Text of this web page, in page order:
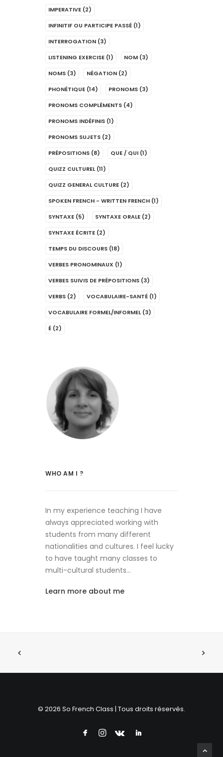
IMPERATIVE (2)
INFINITIF OU PARTICIPE PASSÉ (1)
INTERROGATION (3)
LISTENING EXERCISE (1) NOM (3)
NOMS (3) NÉGATION (2)
PHONÉTIQUE (14) PRONOMS (3)
PRONOMS COMPLÉMENTS (4)
PRONOMS INDÉFINIS (1)
PRONOMS SUJETS (2)
PRÉPOSITIONS (8) QUE / QUI (1)
QUIZZ CULTUREL (11)
QUIZZ GENERAL CULTURE (2)
SPOKEN FRENCH - WRITTEN FRENCH (1)
SYNTAXE (5) SYNTAXE ORALE (2)
SYNTAXE ÉCRITE (2)
TEMPS DU DISCOURS (18)
VERBES PRONOMINAUX (1)
VERBES SUIVIS DE PRÉPOSITIONS (3)
VERBS (2) VOCABULAIRE-SANTÉ (1)
VOCABULAIRE FORMEL/INFORMEL (3)
É (2)
WHO AM I ?
In my experience teaching I have
always appreciated working with
students from many different
nationalities and cultures. I feel lucky
to have taught many classes to
multi-cultural students…
Learn more about me
© 2026 So French Class | Tous droits réservés.